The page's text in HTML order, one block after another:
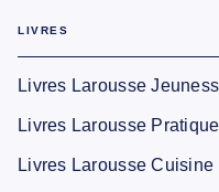
LIVRES
Livres Larousse
Livres Larousse Pratique
Livres Larousse Cuisine